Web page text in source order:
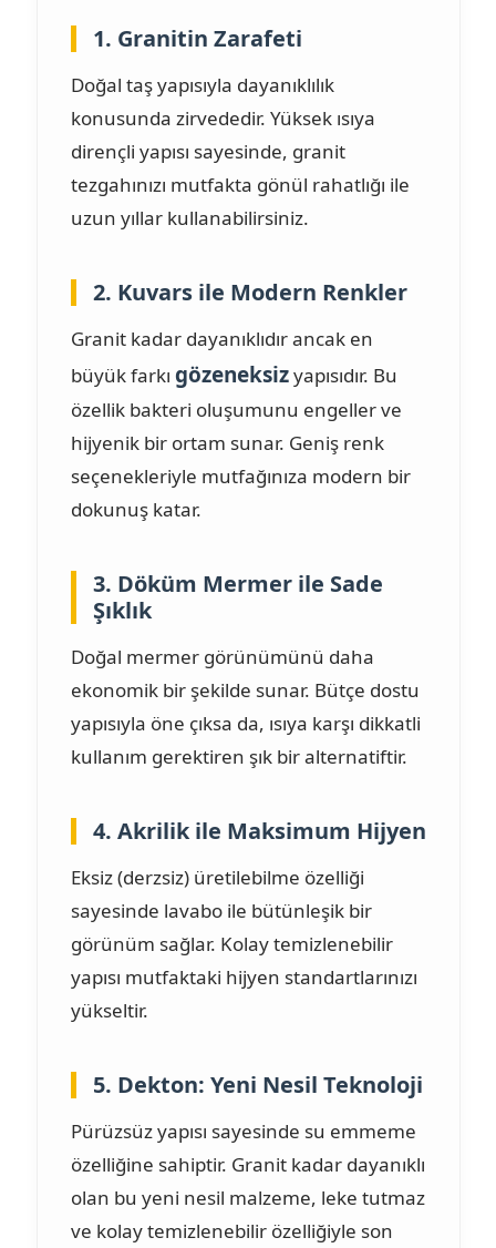
1. Granitin Zarafeti
Doğal taş yapısıyla dayanıklılık
konusunda zirvededir. Yüksek ısıya
dirençli yapısı sayesinde, granit
tezgahınızı mutfakta gönül rahatlığı ile
uzun yıllar kullanabilirsiniz.
2. Kuvars ile Modern Renkler
Granit kadar dayanıklıdır ancak en
büyük farkı gözeneksizyapısıdır. Bu
özellik bakteri oluşumunu engeller ve
hijyenik bir ortam sunar. Geniş renk
seçenekleriyle mutfağınıza modern bir
dokunuş katar.
3. Döküm Mermer ile Sade
Şıklık
Doğal mermer görünümünü daha
ekonomik bir şekilde sunar. Bütçe dostu
yapısıyla öne çıksa da, ısıya karşı dikkatli
kullanım gerektiren şık bir alternatiftir.
4. Akrilik ile Maksimum Hijyen
Eksiz (derzsiz) üretilebilme özelliği
sayesinde lavabo ile bütünleşik bir
görünüm sağlar. Kolay temizlenebilir
yapısı mutfaktaki hijyen standartlarınızı
yükseltir.
5. Dekton: Yeni Nesil Teknoloji
Pürüzsüz yapısı sayesinde su emmeme
özelliğine sahiptir. Granit kadar dayanıklı
olan bu yeni nesil malzeme, leke tutmaz
ve kolay temizlenebilir özelliğiyle son